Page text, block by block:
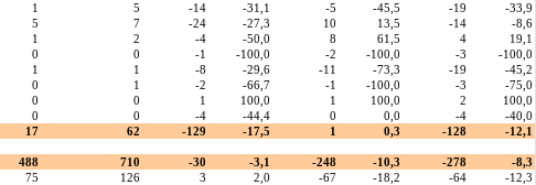
1 5 -14 -31,1 -5 -45,5 -19
-33,9
5 7 -24 -27,3 10 13,5 -14
-8,6
1 2 -4 -50,0 8 61,5 4
19,1
0 0 -1 -100,0 -2 -100,0 -3
-100,0
1 1 -8 -29,6 -11 -73,3 -19
-45,2
0 1 -2 -66,7 -1 -100,0 -3
-75,0
0 0 1 100,0 1 100,0 2
100,0
0 0 -4 -44,4 0 0,0 -4
-40,0
17 62 -129 -17,5 1 0,3 -128 -12,1
488 710 -30 -3,1 -248 -10,3 -278
-8,3
75 126 3 2,0 -67 -18,2 -64
-12,3